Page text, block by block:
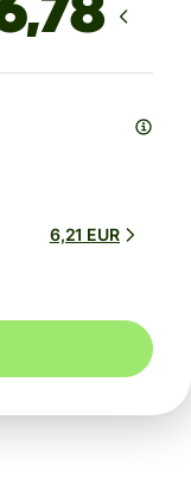
6,21 EUR